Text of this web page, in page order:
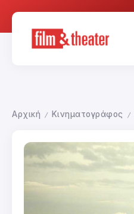
Αρχική / Κινηματογράφος /